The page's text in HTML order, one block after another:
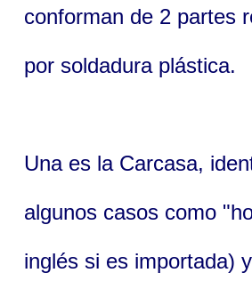
conforman de 2 partes
por soldadura plástica.
Una es la Carcasa,
algunos casos como
inglés si es importada)